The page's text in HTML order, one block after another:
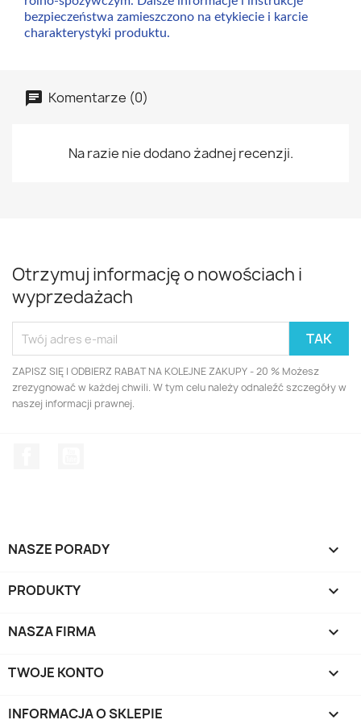
bezpieczeństwa zamieszczono na etykiecie i karcie
charakterystyki produktu.
Komentarze (0)
Na razie nie dodano żadnej recenzji.
Otrzymuj informację o nowościach i
wyprzedażach
ZAPISZ SIĘ I ODBIERZ RABAT NA KOLEJNE ZAKUPY - 20 % Możesz
zrezygnować w każdej chwili. W tym celu należy odnaleźć szczegóły w
naszej informacji prawnej.
NASZE PORADY 
PRODUKTY 
NASZA FIRMA 
TWOJE KONTO 
INFORMACJA O SKLEPIE keyboard_arrow_down